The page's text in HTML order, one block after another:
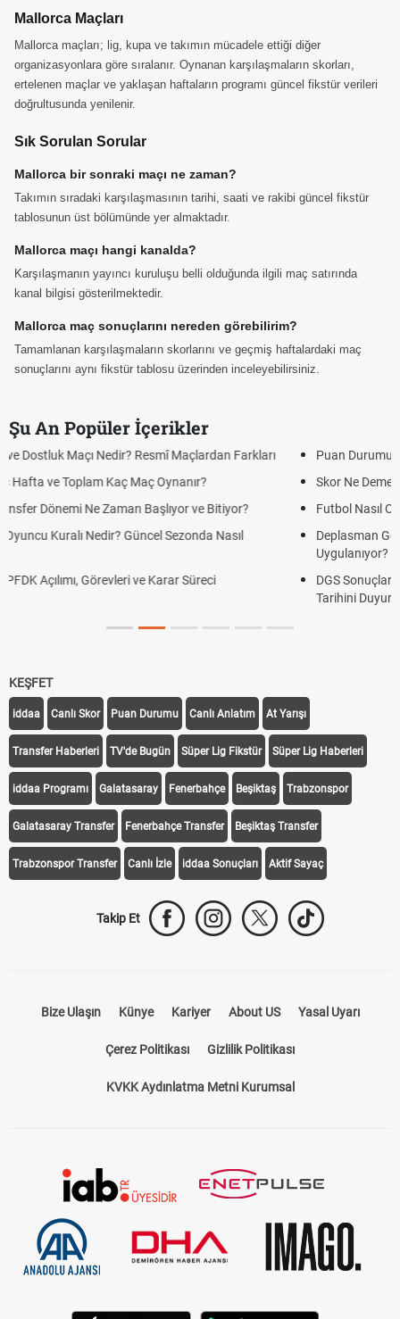
Mallorca Maçları
Mallorca maçları; lig, kupa ve takımın mücadele ettiği diğer
organizasyonlara göre sıralanır. Oynanan karşılaşmaların skorları,
ertelenen maçlar ve yaklaşan haftaların programı güncel fikstür verileri
doğrultusunda yenilenir.
Sık Sorulan Sorular
Mallorca bir sonraki maçı ne zaman?
Takımın sıradaki karşılaşmasının tarihi, saati ve rakibi güncel fikstür
tablosunun üst bölümünde yer almaktadır.
Mallorca maçı hangi kanalda?
Karşılaşmanın yayıncı kuruluşu belli olduğunda ilgili maç satırında
kanal bilgisi gösterilmektedir.
Mallorca maç sonuçlarını nereden görebilirim?
Tamamlanan karşılaşmaların skorlarını ve geçmiş haftalardaki maç
sonuçlarını aynı fikstür tablosu üzerinden inceleyebilirsiniz.
Şu An Popüler İçerikler
Puan Durumunda AG, OM ve Diğer Kısaltmalar Ne Anlama Gelir?
Skor Ne Demek? Sporda Skor ve Sonuç Kavramları
Futbol Nasıl Oynanır? Temel Futbol Kuralları
Deplasman Golü Kuralı Nedir? Hangi Organizasyonlarda
DGS Sonuçları Ne Zaman Açıklanacak 2026? ÖSYM Sonuç
KEŞFET
iddaa Canlı Skor Puan Durumu Canlı Anlatım At Yarışı
Transfer Haberleri TV'de Bugün Süper Lig Fikstür Süper Lig Haberleri
iddaa Programı Galatasaray Fenerbahçe Beşiktaş Trabzonspor
Galatasaray Transfer Fenerbahçe Transfer Beşiktaş Transfer
Trabzonspor Transfer Canlı İzle iddaa Sonuçları Aktif Sayaç
Takip Et
Bize Ulaşın Künye Kariyer About US Yasal Uyarı
Çerez Politikası Gizlilik Politikası
KVKK Aydınlatma Metni Kurumsal